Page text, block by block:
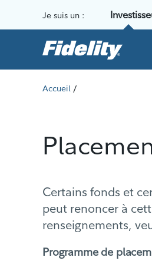
Je suis un :
Accueil /
Certains fonds et
peut renoncer à
renseignements,
Programme de